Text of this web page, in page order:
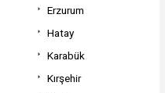
Erzurum
Hatay
Karabük
Kırşehir